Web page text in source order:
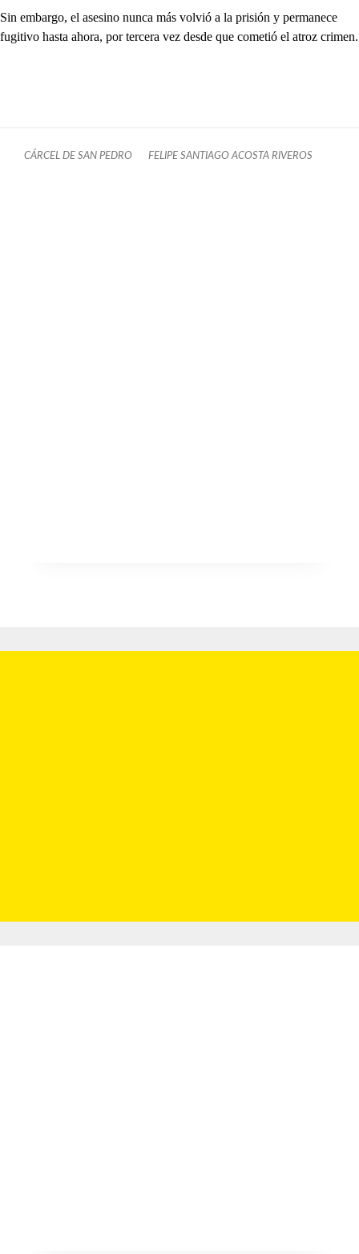
Sin embargo, el asesino nunca más volvió a la prisión y permanece
fugitivo hasta ahora, por tercera vez desde que cometió el atroz crimen.
CÁRCEL DE SAN PEDRO FELIPE SANTIAGO ACOSTA RIVEROS